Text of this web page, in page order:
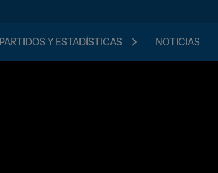
PARTIDOS Y ESTADÍSTICAS NOTICIAS